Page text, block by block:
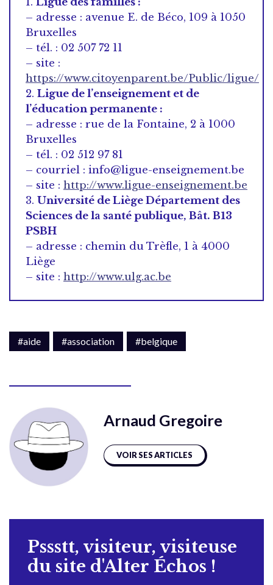
– adresse : avenue E. de Béco, 109 à 1050
Bruxelles
– tél. : 02 507 72 11
– site :
https://www.citoyenparent.be/Public/ligue/
2. Ligue de l’enseignement et de
l’éducation permanente :
– adresse : rue de la Fontaine, 2 à 1000
Bruxelles
– tél. : 02 512 97 81
– courriel : info@ligue-enseignement.be
– site : http://www.ligue-enseignement.be
3. Université de Liège Département des
Sciences de la santé publique, Bât. B13
PSBH
– adresse : chemin du Trèfle, 1 à 4000
Liège
– site : http://www.ulg.ac.be
#aide #association #belgique
Arnaud Gregoire
VOIR SES ARTICLES
Pssstt, visiteur, visiteuse
du site d'Alter Échos !